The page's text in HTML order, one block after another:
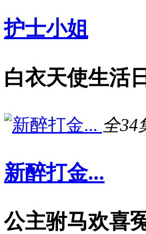
护士小姐
白衣天使生活
全34
新醉打金...
公主驸马欢喜